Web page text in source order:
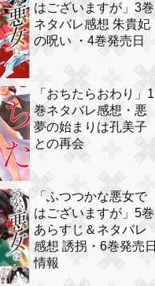
はございますが」3巻
ネタバレ感想 朱貴妃
の呪い ・4巻発売日
「おちたらおわり」1
巻ネタバレ感想・悪
夢の始まりは孔美子
との再会
「ふつつかな悪女で
はございますが」5巻
あらすじ＆ネタバレ
感想 誘拐・6巻発売日
情報